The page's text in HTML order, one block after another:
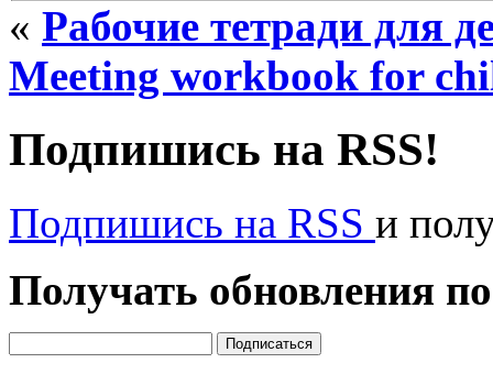
« Рабочие тетради для
Meeting workbook for
Подпишись на RSS!
Подпишись на RSS и
Получать обновления